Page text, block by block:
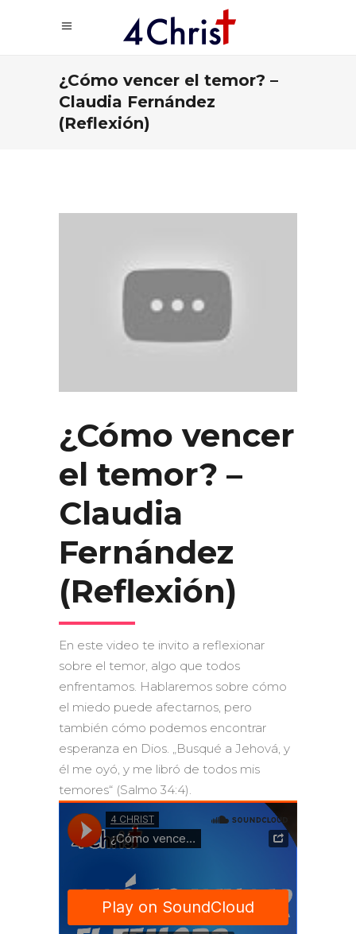
¿Cómo vencer el temor? –
Claudia Fernández
(Reflexión)
¿Cómo vencer
el temor? –
Claudia
Fernández
(Reflexión)
En este video te invito a reflexionar
sobre el temor, algo que todos
enfrentamos. Hablaremos sobre cómo
el miedo puede afectarnos, pero
también cómo podemos encontrar
esperanza en Dios. „Busqué a Jehová, y
él me oyó, y me libró de todos mis
temores“ (Salmo 34:4).